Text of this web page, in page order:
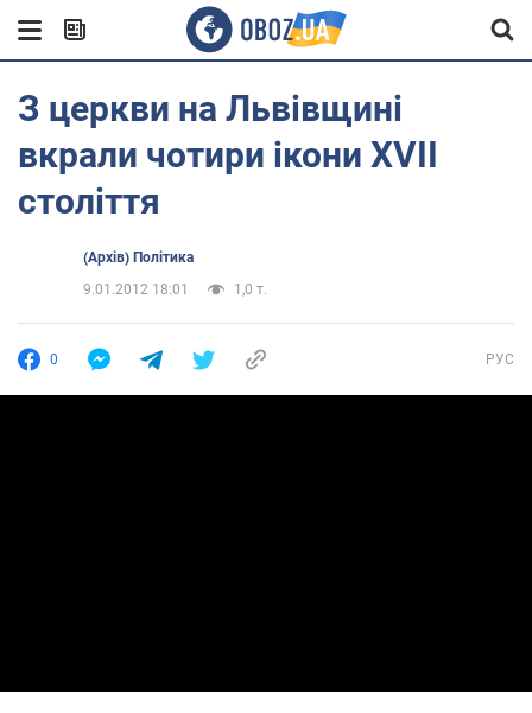
З церкви на Львівщині
вкрали чотири ікони XVII
століття
(Архів) Політика
9.01.2012 18:01
1,0 т.
0 РУС